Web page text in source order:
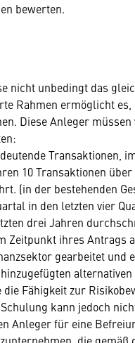
bewerten.
nicht unbedingt das
Rahmen ermöglicht
Diese Anleger
Transaktionen,
10 Transaktionen
(in der bestehenden
in den letzten vier
drei Jahren
Zeitpunkt ihres Antrags
gearbeitet und
Fähigkeit zur
kann jedoch
Anleger für eine